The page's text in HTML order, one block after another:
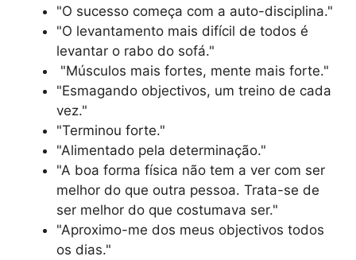
"O sucesso começa com a auto-disciplina."
"O levantamento mais difícil de todos é
levantar o rabo do sofá."
"Músculos mais fortes, mente mais forte."
"Esmagando objectivos, um treino de cada
vez."
"Terminou forte."
"Alimentado pela determinação."
"A boa forma física não tem a ver com ser
melhor do que outra pessoa. Trata-se de
ser melhor do que costumava ser."
"Aproximo-me dos meus objectivos todos
os dias."